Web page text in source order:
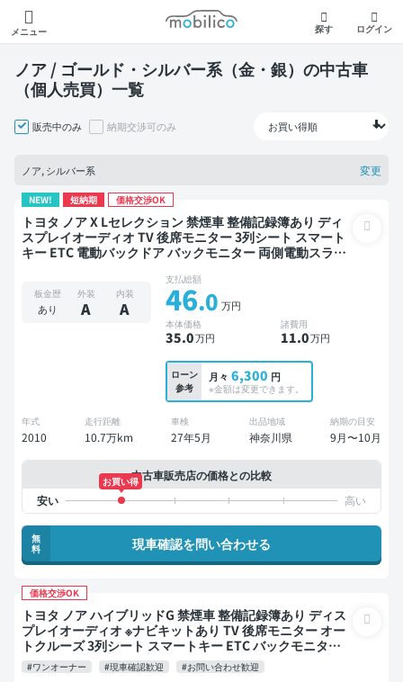
メニュー
モビリコ
探す ログイン
ノア / ゴールド・シルバー系（金・銀）の中古車
（個人売買）一覧
販売中のみ 納期交渉可のみ
ノア, シルバー系 変更
NEW! 短納期 価格交渉OK
トヨタ ノア X Lセレクション 禁煙車 整備記録簿あり ディ
スプレイオーディオ TV 後席モニター 3列シート スマート
キー ETC 電動バックドア バックモニター 両側電動スライ
板金歴
あり
外装
A
内装
A
支払総額
46.0 万円
本体価格
35.0万円
諸費用
11.0万円
ローン
参考
月々 6,300 円
※金額は変更できます。
年式
2010
走行距離
10.7万km
車検
27年5月
出品地域
神奈川県
納期の目安
9月〜10月
中古車販売店の価格との比較
お買い得
無
料
現車確認を問い合わせる
価格交渉OK
トヨタ ノア ハイブリッドG 禁煙車 整備記録簿あり ディス
プレイオーディオ ※ナビキットあり TV 後席モニター オー
トクルーズ 3列シート スマートキー ETC バックモニター
衝突軽減 両側電動スライドドア 7人乗り
#ワンオーナー #現車確認歓迎 #お問い合わせ歓迎